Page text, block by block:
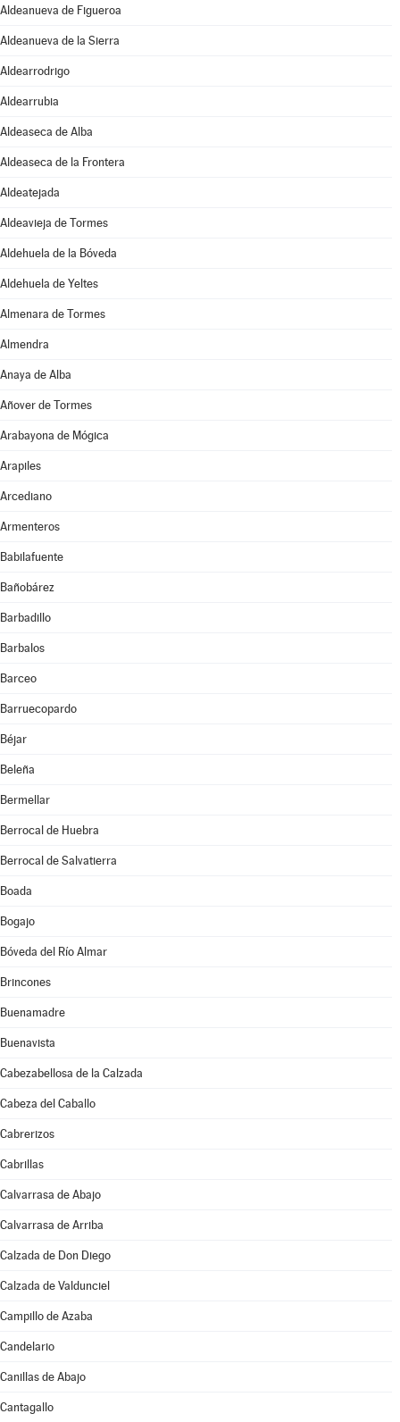
Aldeanueva de Figueroa
Aldeanueva de la Sierra
Aldearrodrigo
Aldearrubia
Aldeaseca de Alba
Aldeaseca de la Frontera
Aldeatejada
Aldeavieja de Tormes
Aldehuela de la Bóveda
Aldehuela de Yeltes
Almenara de Tormes
Almendra
Anaya de Alba
Añover de Tormes
Arabayona de Mógica
Arapiles
Arcediano
Armenteros
Babilafuente
Bañobárez
Barbadillo
Barbalos
Barceo
Barruecopardo
Béjar
Beleña
Bermellar
Berrocal de Huebra
Berrocal de Salvatierra
Boada
Bogajo
Bóveda del Río Almar
Brincones
Buenamadre
Buenavista
Cabezabellosa de la Calzada
Cabeza del Caballo
Cabrerizos
Cabrillas
Calvarrasa de Abajo
Calvarrasa de Arriba
Calzada de Don Diego
Calzada de Valdunciel
Campillo de Azaba
Candelario
Canillas de Abajo
Cantagallo